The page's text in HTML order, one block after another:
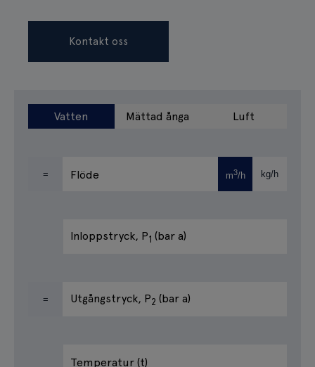
Kontakt oss
Vatten Mättad ånga Luft
= Flöde m3/h kg/h
Inloppstryck, P1 (bar a)
= Utgångstryck, P2 (bar a)
Temperatur (t)